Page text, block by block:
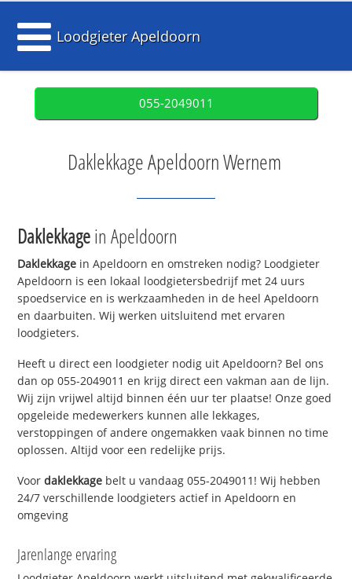
Loodgieter Apeldoorn
055-2049011
Daklekkage Apeldoorn Wernem
Daklekkagein Apeldoorn
Daklekkage in Apeldoorn en omstreken nodig? Loodgieter
Apeldoorn is een lokaal loodgietersbedrijf met 24 uurs
spoedservice en is werkzaamheden in de heel Apeldoorn
en daarbuiten. Wij werken uitsluitend met ervaren
loodgieters.
Heeft u direct een loodgieter nodig uit Apeldoorn? Bel ons
dan op 055-2049011 en krijg direct een vakman aan de lijn.
Wij zijn vrijwel altijd binnen één uur ter plaatse! Onze goed
opgeleide medewerkers kunnen alle lekkages,
verstoppingen of andere ongemakken vaak binnen no time
oplossen. Altijd voor een redelijke prijs.
Voordaklekkage belt u vandaag 055-2049011! Wij hebben
24/7 verschillende loodgieters actief in Apeldoorn en
omgeving
Jarenlange ervaring